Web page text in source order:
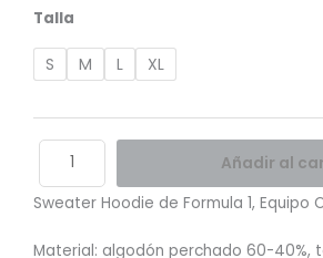
Talla
S M L XL
2025
Añadir al
Sweater Hoodie de Formula 1, Equipo
Material: algodón perchado 60-40%,